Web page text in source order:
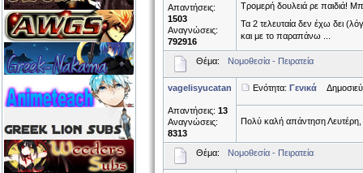
Απαντήσεις:
1503
Αναγνώσεις:
792916
Τρομερή δουλειά ρε παιδιά!
Τα 2 τελευταία δεν έχω δει
και με το παραπάνω ...
Θέμα: Νομοθεσία - Πειρατεία
vagelisyucatan
Απαντήσεις: 13
Αναγνώσεις:
8313
Ενότητα: Γενικά
Πολύ καλή απάντηση
Θέμα: Νομοθεσία - Πειρατεία